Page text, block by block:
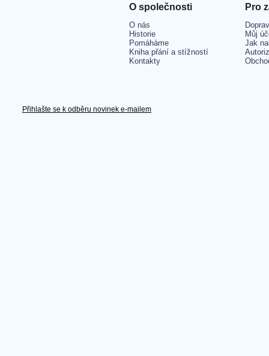
O společnosti
O nás
Historie
Pomáháme
Kniha přání a stížností
Kontakty
Pro
Můj
Jak
Přihlašte se k odběru novinek e-mailem